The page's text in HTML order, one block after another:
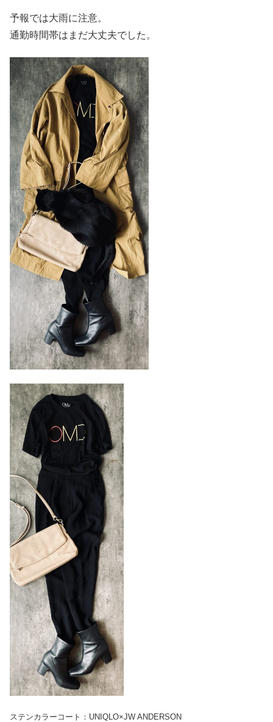
予報では大雨に注意。
通勤時間帯はまだ大丈夫でした。
ステンカラーコート：UNIQLO×JW ANDERSON